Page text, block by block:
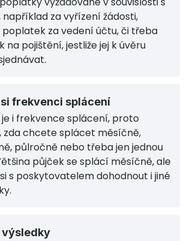
například za vyřízení žádosti,
za vedení účtu, či třeba
na pojištění, jestliže jej k úvěru
frekvenci splácení
je i frekvence splácení, proto
zda chcete splácet měsíčně,
půlročně nebo třeba jen jednou
půjček se splácí měsíčně, ale
s poskytovatelem dohodnout i jiné
výsledky